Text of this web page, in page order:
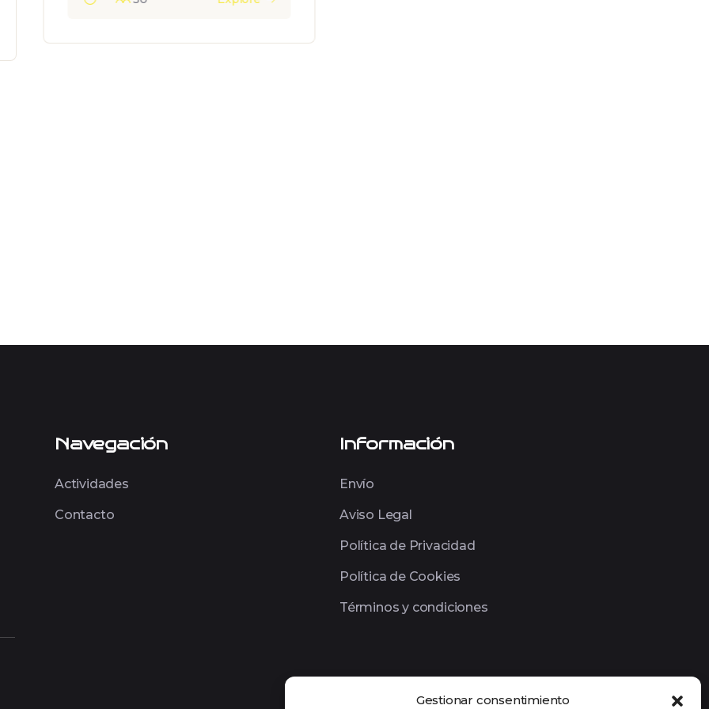
Gestionar consentimiento
Navegación
Actividades
Contacto
Información
Envío
Aviso Legal
Política de Privacidad
Política de Cookies
Términos y condiciones